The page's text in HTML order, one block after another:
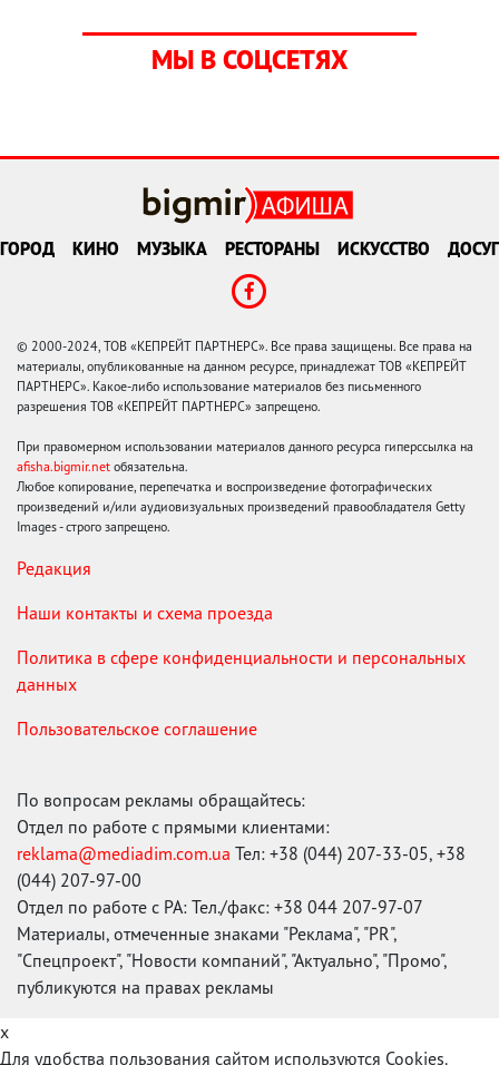
МЫ В СОЦСЕТЯХ
ГОРОД КИНО МУЗЫКА РЕСТОРАНЫ ИСКУССТВО ДОСУГ
© 2000-2024, ТОВ «КЕПРЕЙТ ПАРТНЕРС». Все права защищены. Все права на
материалы, опубликованные на данном ресурсе, принадлежат ТОВ «КЕПРЕЙТ
ПАРТНЕРС». Какое-либо использование материалов без письменного
разрешения ТОВ «КЕПРЕЙТ ПАРТНЕРС» запрещено.
При правомерном использовании материалов данного ресурса гиперссылка на
afisha.bigmir.net обязательна.
Любое копирование, перепечатка и воспроизведение фотографических
произведений и/или аудиовизуальных произведений правообладателя Getty
Images - строго запрещено.
Редакция
Наши контакты и схема проезда
Политика в сфере конфиденциальности и персональных
данных
Пользовательское соглашение
По вопросам рекламы обращайтесь:
Отдел по работе с прямыми клиентами:
reklama@mediadim.com.ua Тел: +38 (044) 207-33-05, +38
(044) 207-97-00
Отдел по работе с РА: Тел./факс: +38 044 207-97-07
Материалы, отмеченные знаками "Реклама", "PR",
"Спецпроект", "Новости компаний", "Актуально", "Промо",
публикуются на правах рекламы
x
Для удобства пользования сайтом используются Cookies.